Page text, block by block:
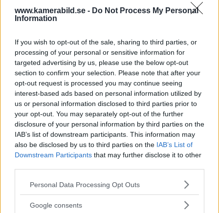
www.kamerabild.se - Do Not Process My Personal
Information
If you wish to opt-out of the sale, sharing to third parties, or
processing of your personal or sensitive information for
targeted advertising by us, please use the below opt-out
section to confirm your selection. Please note that after your
opt-out request is processed you may continue seeing
interest-based ads based on personal information utilized by
us or personal information disclosed to third parties prior to
your opt-out. You may separately opt-out of the further
disclosure of your personal information by third parties on the
IAB’s list of downstream participants. This information may
also be disclosed by us to third parties on the IAB’s List of
Downstream Participants that may further disclose it to other
Please note that this website/app uses one or more Google
not limited to your visit or usage behaviour. You may click to
Personal Data Processing Opt Outs
Google consents
programmet i Sverige, vilket gör det möjligt
dagar för att se hur utrustningen passar dina
behov.
MEST LÄST JUST NU
DJI Osmo Pocket 4P
släppt – får 10-bitars D-
Log 2 & 3x optisk zoom
Sony lägger bud på